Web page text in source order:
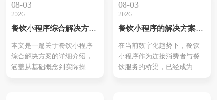
解如何构建高效的餐饮业务
平台，提升客户满意度和品
牌影响力。
方案的优势及其实现方法，
帮助餐饮企业在激烈的市场
竞争中脱颖而出。
08-03
2026
餐饮小程序综合解决方案
化转型的全方位指南
本文是一篇关于餐饮小程序
综合解决方案的详细介绍，
涵盖从基础概念到实际操作
08-03
2026
餐饮小程序的解决方案有
在当前数字化趋势下，餐饮
小程序作为连接消费者与餐
饮服务的桥梁，已经成为餐